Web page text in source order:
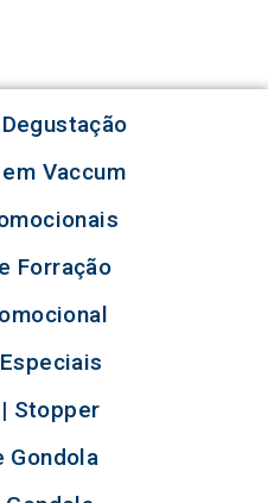
Vaccum
Forração
Stopper
Gondola